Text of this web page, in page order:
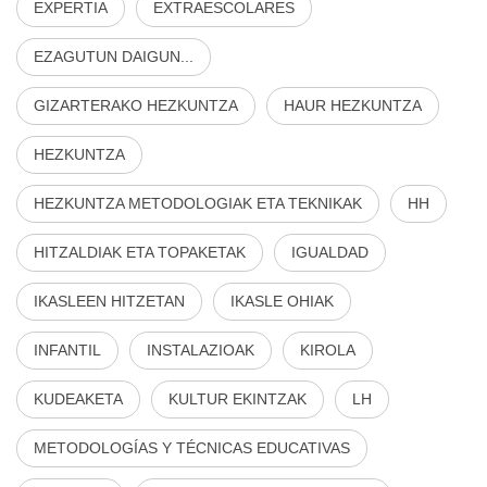
EXPERTIA EXTRAESCOLARES
EZAGUTUN DAIGUN...
GIZARTERAKO HEZKUNTZA HAUR HEZKUNTZA
HEZKUNTZA
HEZKUNTZA METODOLOGIAK ETA TEKNIKAK HH
HITZALDIAK ETA TOPAKETAK IGUALDAD
IKASLEEN HITZETAN IKASLE OHIAK
INFANTIL INSTALAZIOAK KIROLA
KUDEAKETA KULTUR EKINTZAK LH
METODOLOGÍAS Y TÉCNICAS EDUCATIVAS